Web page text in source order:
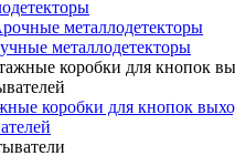
металлодетекторы
металлодетекторы
коробки для кнопок